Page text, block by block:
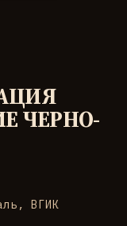
ЧЕРНО-
, ВГИК